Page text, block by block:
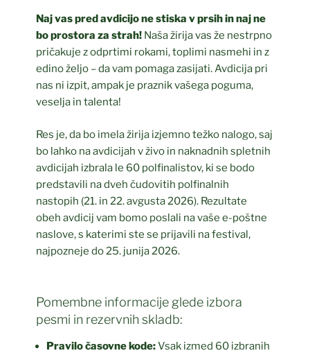
Naj vas pred avdicijo ne stiska v prsih in naj ne
bo prostora za strah! Naša žirija vas že nestrpno
pričakuje z odprtimi rokami, toplimi nasmehi in z
edino željo – da vam pomaga zasijati. Avdicija pri
nas ni izpit, ampak je praznik vašega poguma,
veselja in talenta!
Res je, da bo imela žirija izjemno težko nalogo, saj
bo lahko na avdicijah v živo in naknadnih spletnih
avdicijah izbrala le 60 polfinalistov, ki se bodo
predstavili na dveh čudovitih polfinalnih
nastopih (21. in 22. avgusta 2026). Rezultate
obeh avdicij vam bomo poslali na vaše e-poštne
naslove, s katerimi ste se prijavili na festival,
najpozneje do 25. junija 2026.
Pomembne informacije glede izbora
pesmi in rezervnih skladb:
Pravilo časovne kode:Vsak izmed 60 izbranih